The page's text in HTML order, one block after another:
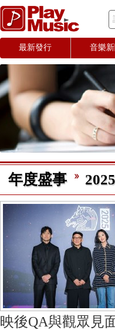
最新發行 音樂
年度盛事
映後QA與觀眾見